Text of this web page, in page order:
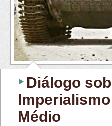
Diálogo
Médio